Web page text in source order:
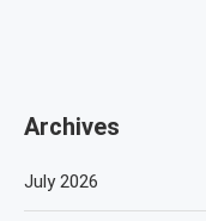
Archives
July 2026